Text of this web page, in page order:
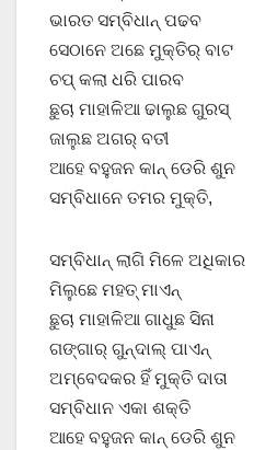
ଭାରତ ସମ୍ବିଧାନ୍ ପଢବ
ସେଠାନେ ଅଛେ ମୁକ୍ତିର୍ ବାଟ
ଚପ୍ କଲା ଧରି ପାରବ
ଛୁଚା ମାହାଳିଆ ଢାଲୁଛ ଗୁରସ୍
ଜାଲୁଛ ଅଗର୍ ବତୀ
ଆହେ ବହୁଜନ କାନ୍ ଡେରି ଶୁନ
ସମ୍ବିଧାନେ ତମର ମୁକ୍ତି,
ସମ୍ବିଧାନ୍ ଲାଗି ମିଳେ ଅଧିକାର
ମିଲୁଛେ ମହତ୍ ମାଏନ୍
ଛୁଚା ମାହାଳିଆ ଗାଧୁଛ ସିନା
ଗଙ୍ଗାର୍ ଗୁନ୍ଦାଲ୍ ପାଏନ୍
ଅମ୍ବେଦକର ହିଁ ମୁକ୍ତି ଦାତା
ସମ୍ବିଧାନ ଏକା ଶକ୍ତି
ଆହେ ବହୁଜନ କାନ୍ ଡେରି ଶୁନ